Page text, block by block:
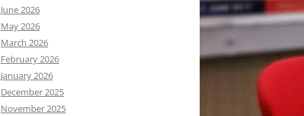
June 2026
May 2026
March 2026
February 2026
January 2026
December 2025
November 2025